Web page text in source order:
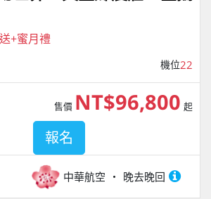
+蜜月禮
機位22
中華航空 晚去晚回
售價 NT$96,800 起
報名